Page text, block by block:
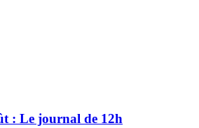
: Le journal de 12h